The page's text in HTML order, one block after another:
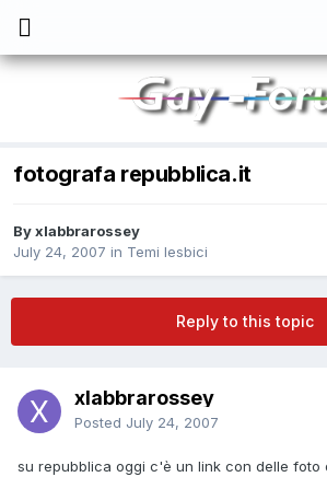
fotografa repubblica.it
Byxlabbrarossey
July 24, 2007 in Temi lesbici
Reply to this topic
xlabbrarossey
Posted July 24, 2007
su repubblica oggi c'è un link con delle foto